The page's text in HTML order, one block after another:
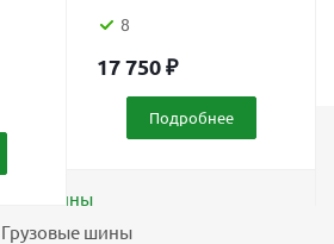
8
17 750₽
Подробнее
Шины
Грузовые шины